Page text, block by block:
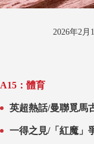
2026年2
A15：體育
英超熱話/曼聯覓馬
一得之見/「紅魔」